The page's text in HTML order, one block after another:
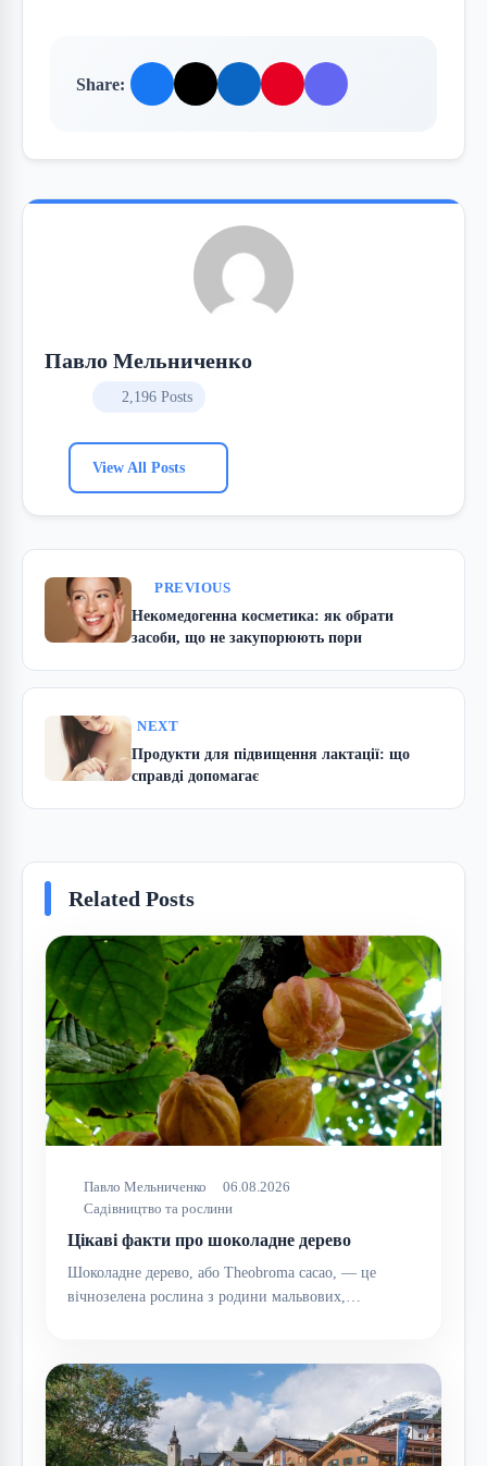
Share:
Павло Мельниченко
2,196 Posts
View All Posts
PREVIOUS
Некомедогенна косметика: як обрати
засоби, що не закупорюють пори
NEXT
Продукти для підвищення лактації: що
справді допомагає
Related Posts
Павло Мельниченко
06.08.2026
Садівництво та рослини
Цікаві факти про шоколадне дерево
Шоколадне дерево, або Theobroma cacao, — це
вічнозелена рослина з родини мальвових,…